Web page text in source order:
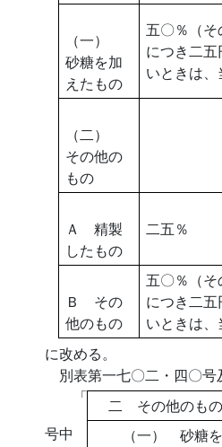
（一）
砂糖を加
えたもの
五〇％（
につき二
いときは、
（二）
その他の
もの
Ａ 精製
したもの
二五％
Ｂ その
他のもの
五〇％（
につき二
いときは、
に改める。
別表第一七〇二・四〇
号中
「
二 その他のもの
（一） 砂糖を